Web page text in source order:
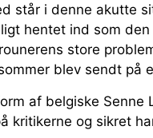
står i denne akutte
hentet ind som
store
blev sendt på
af belgiske
kritikerne og sikret